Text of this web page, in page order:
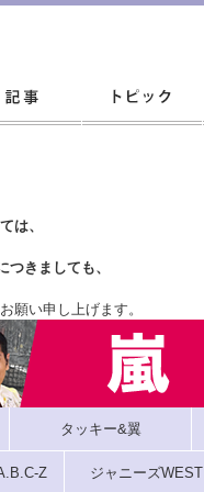
は、
つきましても、
願い申し上げます。
タッキー&翼
Z ジャニーズWEST